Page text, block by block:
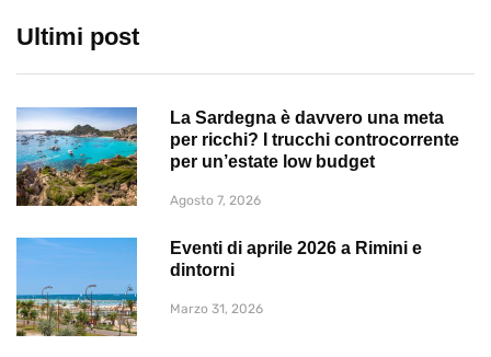
Ultimi post
La Sardegna è davvero una meta
per ricchi? I trucchi controcorrente
per un’estate low budget
Agosto 7, 2026
Eventi di aprile 2026 a Rimini e
dintorni
Marzo 31, 2026